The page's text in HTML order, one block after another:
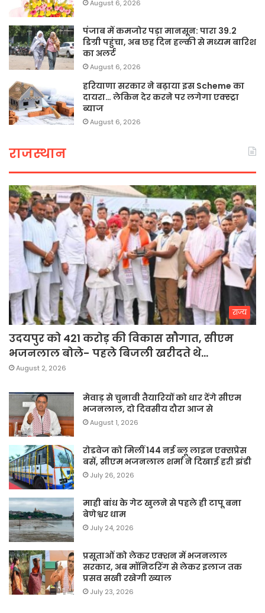
August 6, 2026
पंजाब में कमजोर पड़ा मानसून: पारा 39.2
डिग्री पहुंचा, अब छह दिन हल्की से मध्यम बारिश
का अलर्ट
August 6, 2026
हरियाणा सरकार ने बढ़ाया इस Scheme का
दायरा… लेकिन देर करने पर लगेगा एक्स्ट्रा
ब्याज
August 6, 2026
राजस्थान
राज्य
उदयपुर को 421 करोड़ की विकास सौगात, सीएम
भजनलाल बोले- पहले बिजली खरीदते थे…
August 2, 2026
मेवाड़ से चुनावी तैयारियों को धार देंगे सीएम
भजनलाल, दो दिवसीय दौरा आज से
August 1, 2026
रोडवेज को मिलीं 144 नई ब्लू लाइन एक्सप्रेस
बसें, सीएम भजनलाल शर्मा ने दिखाई हरी झंडी
July 26, 2026
माही बांध के गेट खुलने से पहले ही टापू बना
बेणेश्वर धाम
July 24, 2026
प्रसूताओं को लेकर एक्शन में भजनलाल
सरकार, अब मॉनिटरिंग से लेकर इलाज तक
प्रसव सखी रखेगी ख्याल
July 23, 2026